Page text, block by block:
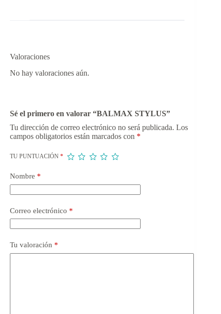
Valoraciones
No hay valoraciones aún.
Sé el primero en valorar “BALMAX STYLUS”
Tu dirección de correo electrónico no será publicada. Los
campos obligatorios están marcados con *
TU PUNTUACIÓN *
Nombre *
Correo electrónico *
Tu valoración *